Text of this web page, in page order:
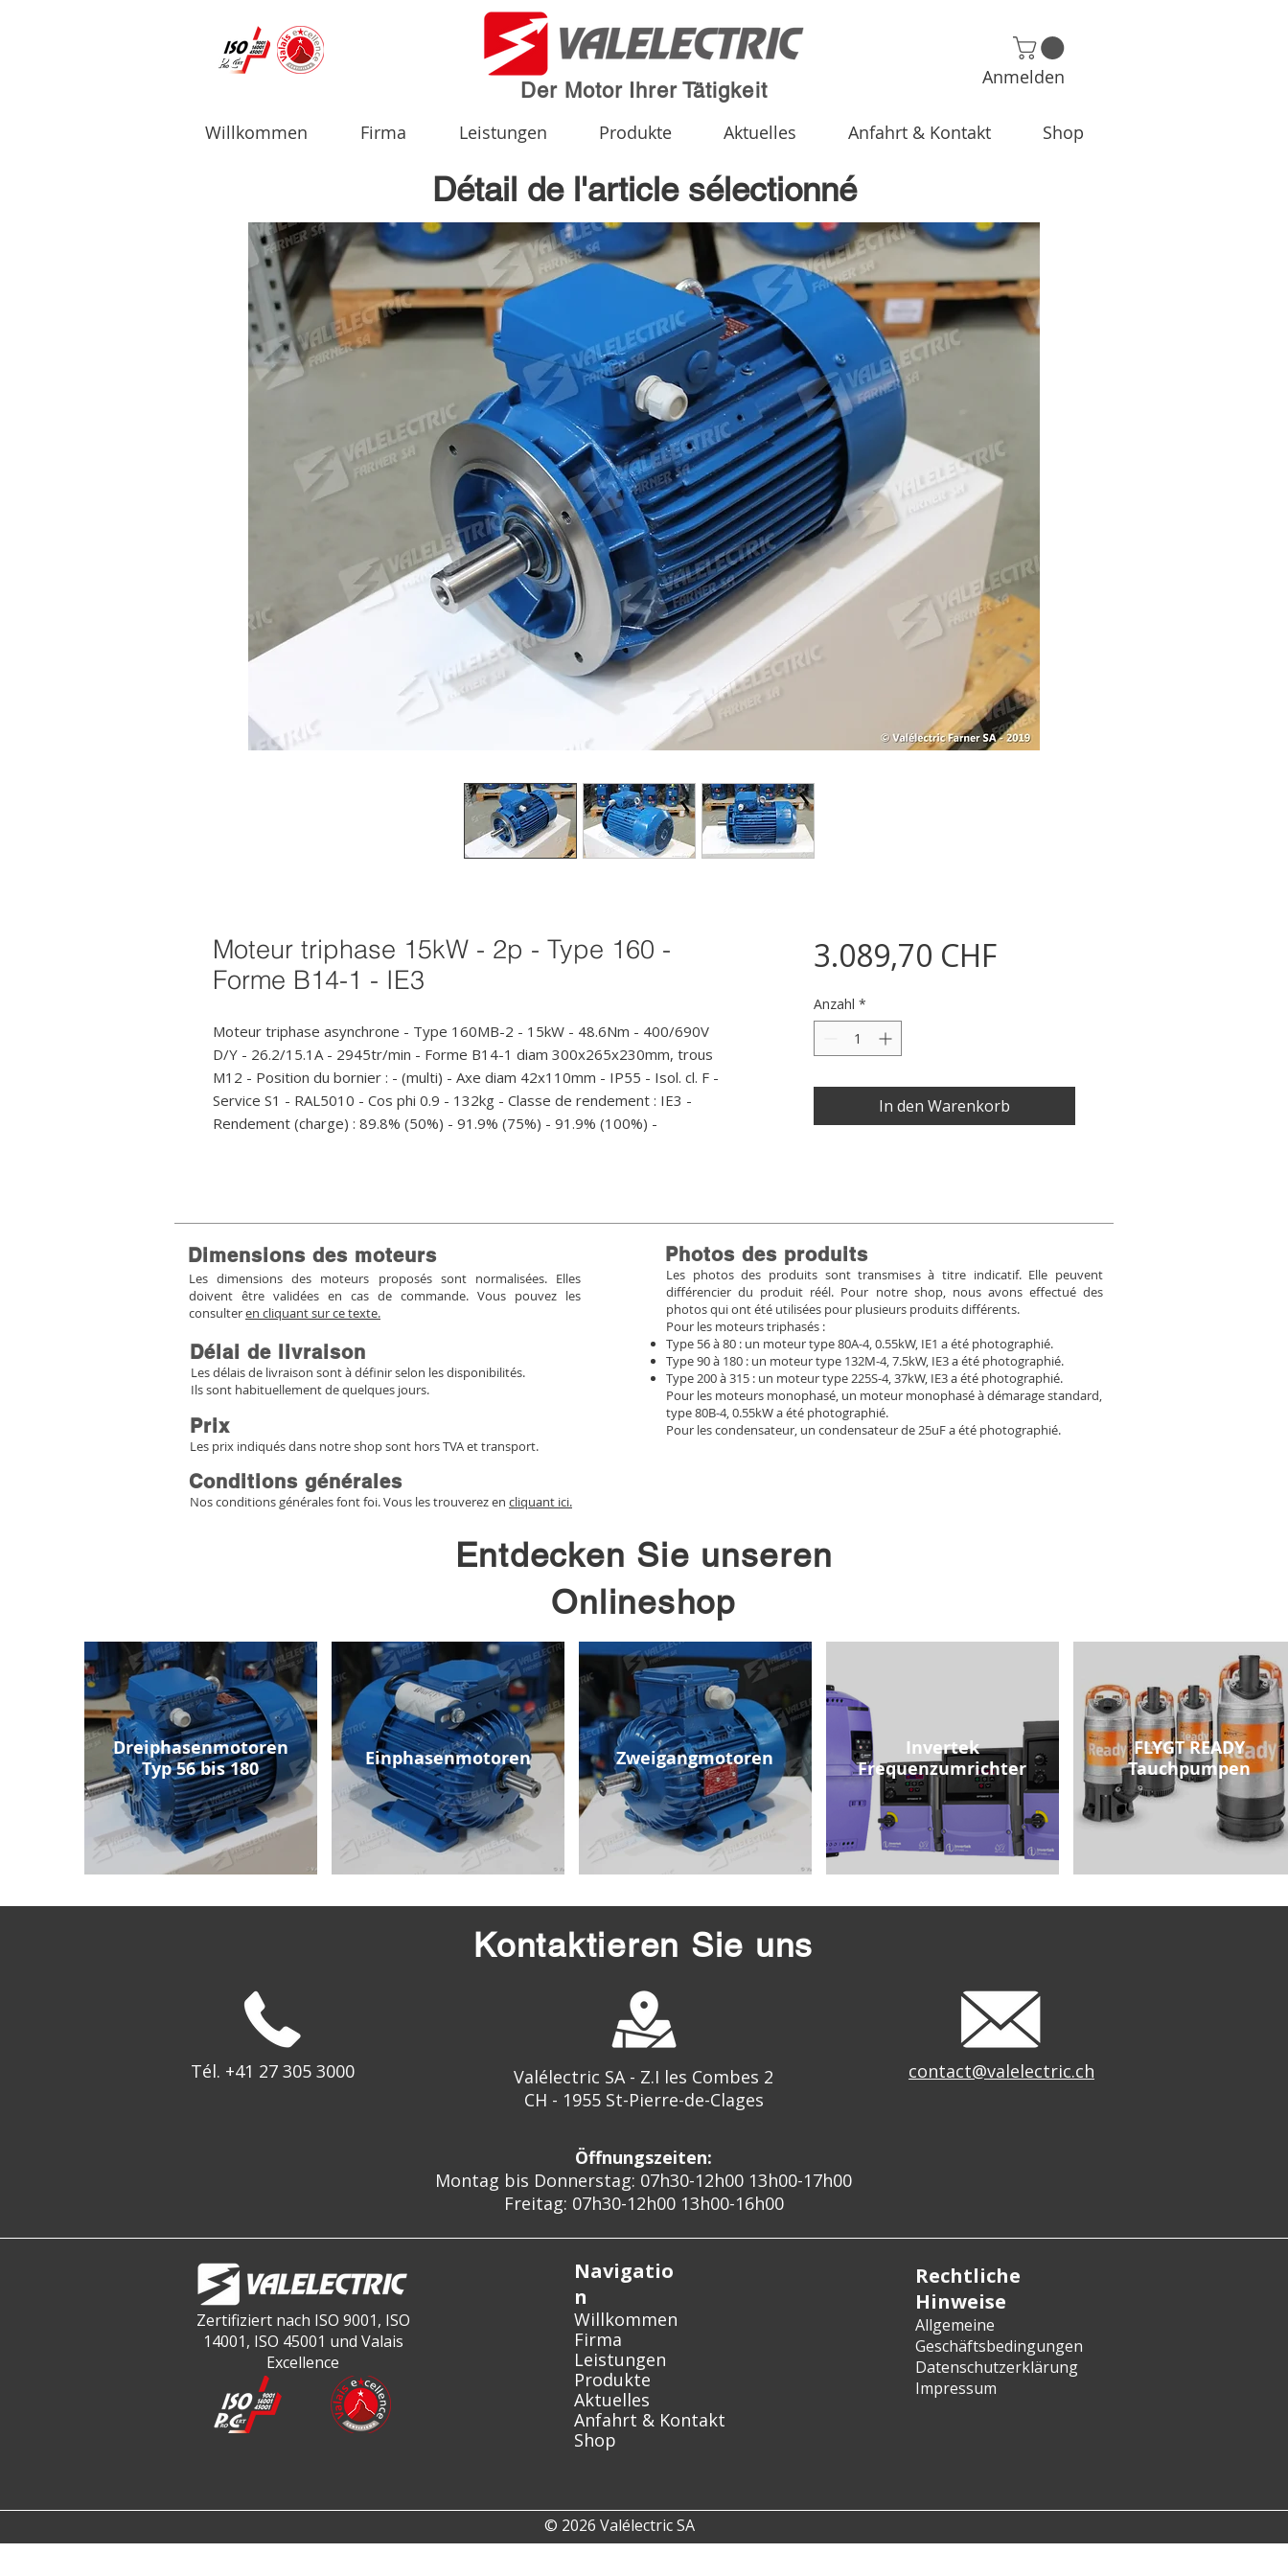
Der Motor Ihrer Tätigkeit
Anmelden
Willkommen Firma Leistungen Produkte Aktuelles Anfahrt & Kontakt Shop
Détail de l'article sélectionné
Moteur triphase 15kW - 2p - Type 160 -
Forme B14-1 - IE3
Moteur triphase asynchrone - Type 160MB-2 - 15kW - 48.6Nm - 400/690V
D/Y - 26.2/15.1A - 2945tr/min - Forme B14-1 diam 300x265x230mm, trous
M12 - Position du bornier : - (multi) - Axe diam 42x110mm - IP55 - Isol. cl. F -
Service S1 - RAL5010 - Cos phi 0.9 - 132kg - Classe de rendement : IE3 -
Rendement (charge) : 89.8% (50%) - 91.9% (75%) - 91.9% (100%) -
3.089,70 CHFPreis
Anzahl *
In den Warenkorb
Dimensions des moteurs
Les dimensions des moteurs proposés sont normalisées. Elles
doivent être validées en cas de commande. Vous pouvez les
consulteren cliquant sur ce texte.
Délai de livraison
Les délais de livraison sont à définir selon les disponibilités.
Ils sont habituellement de quelques jours.
Prix
Les prix indiqués dans notre shop sont hors TVA et transport.
Conditions générales
Nos conditions générales font foi. Vous les trouverez en cliquant ici.
Photos des produits
Les photos des produits sont transmises à titre indicatif. Elle peuvent
différencier du produit réél. Pour notre shop, nous avons effectué des
photos qui ont été utilisées pour plusieurs produits différents.
Pour les moteurs triphasés :
Type 56 à 80 : un moteur type 80A-4, 0.55kW, IE1 a été photographié.
Type 90 à 180 : un moteur type 132M-4, 7.5kW, IE3 a été photographié.
Type 200 à 315 : un moteur type 225S-4, 37kW, IE3 a été photographié.
Pour les moteurs monophasé, un moteur monophasé à démarage standard,
type 80B-4, 0.55kW a été photographié.
Pour les condensateur, un condensateur de 25uF a été photographié.
Entdecken Sie unseren
Onlineshop
Dreiphasenmotoren
Typ 56 bis 180
Einphasenmotoren Zweigangmotoren
Invertek
Frequenzumrichter
FLYGT READY
Tauchpumpen
Kontaktieren Sie uns
Tél. +41 27 305 3000
Valélectric SA - Z.I les Combes 2
CH - 1955 St-Pierre-de-Clages
contact@valelectric.ch
Öffnungszeiten:
Montag bis Donnerstag: 07h30-12h00 13h00-17h00
Freitag: 07h30-12h00 13h00-16h00
Zertifiziert nach ISO 9001, ISO
14001, ISO 45001 und Valais
Excellence
Navigatio
n
Willkommen
Firma
Leistungen
Produkte
Aktuelles
Anfahrt & Kontakt
Shop
Rechtliche
Hinweise
Allgemeine
Geschäftsbedingungen
Datenschutzerklärung
Impressum
© 2026 Valélectric SA